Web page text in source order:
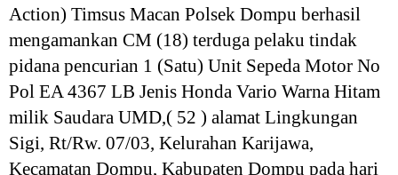
Action) Timsus Macan Polsek Dompu berhasil
mengamankan CM (18) terduga pelaku tindak
pidana pencurian 1 (Satu) Unit Sepeda Motor No
Pol EA 4367 LB Jenis Honda Vario Warna Hitam
milik Saudara UMD,( 52 ) alamat Lingkungan
Sigi, Rt/Rw. 07/03, Kelurahan Karijawa,
Kecamatan Dompu, Kabupaten Dompu pada hari